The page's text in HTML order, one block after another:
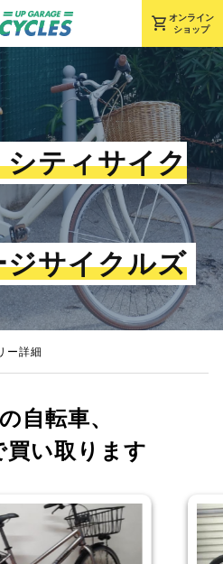
shopping_cart オンライン
ショップ
ティサイク
サイクルズ
ー詳細
自転車、
買い取ります